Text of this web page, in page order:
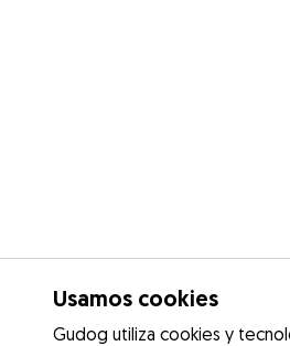
Usamos cookies
Gudog utiliza cookies y